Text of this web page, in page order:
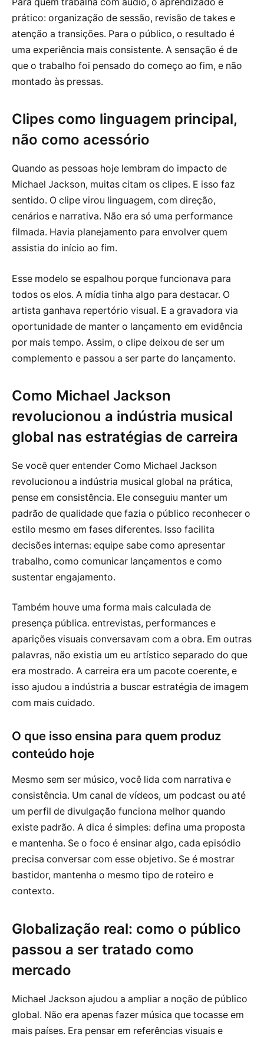
prático: organização de sessão, revisão de takes e
atenção a transições. Para o público, o resultado é
uma experiência mais consistente. A sensação é de
que o trabalho foi pensado do começo ao fim, e não
montado às pressas.
Clipes como linguagem principal,
não como acessório
Quando as pessoas hoje lembram do impacto de
Michael Jackson, muitas citam os clipes. E isso faz
sentido. O clipe virou linguagem, com direção,
cenários e narrativa. Não era só uma performance
filmada. Havia planejamento para envolver quem
assistia do início ao fim.
Esse modelo se espalhou porque funcionava para
todos os elos. A mídia tinha algo para destacar. O
artista ganhava repertório visual. E a gravadora via
oportunidade de manter o lançamento em evidência
por mais tempo. Assim, o clipe deixou de ser um
complemento e passou a ser parte do lançamento.
Como Michael Jackson
revolucionou a indústria musical
global nas estratégias de carreira
Se você quer entender Como Michael Jackson
revolucionou a indústria musical global na prática,
pense em consistência. Ele conseguiu manter um
padrão de qualidade que fazia o público reconhecer o
estilo mesmo em fases diferentes. Isso facilita
decisões internas: equipe sabe como apresentar
trabalho, como comunicar lançamentos e como
sustentar engajamento.
Também houve uma forma mais calculada de
presença pública. entrevistas, performances e
aparições visuais conversavam com a obra. Em outras
palavras, não existia um eu artístico separado do que
era mostrado. A carreira era um pacote coerente, e
isso ajudou a indústria a buscar estratégia de imagem
com mais cuidado.
O que isso ensina para quem produz
conteúdo hoje
Mesmo sem ser músico, você lida com narrativa e
consistência. Um canal de vídeos, um podcast ou até
um perfil de divulgação funciona melhor quando
existe padrão. A dica é simples: defina uma proposta
e mantenha. Se o foco é ensinar algo, cada episódio
precisa conversar com esse objetivo. Se é mostrar
bastidor, mantenha o mesmo tipo de roteiro e
contexto.
Globalização real: como o público
passou a ser tratado como
mercado
Michael Jackson ajudou a ampliar a noção de público
global. Não era apenas fazer música que tocasse em
mais países. Era pensar em referências visuais e